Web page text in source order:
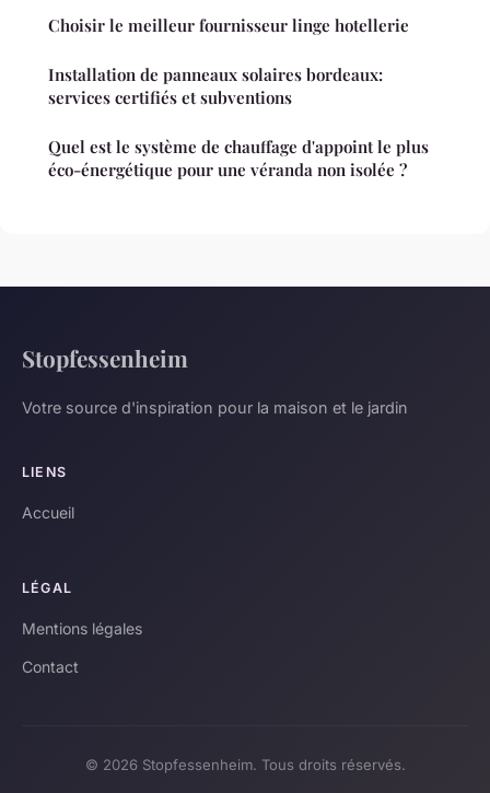
Choisir le meilleur fournisseur linge hotellerie
Installation de panneaux solaires bordeaux:
services certifiés et subventions
Quel est le système de chauffage d'appoint le plus
éco-énergétique pour une véranda non isolée ?
Stopfessenheim
Votre source d'inspiration pour la maison et le jardin
LIENS
Accueil
LÉGAL
Mentions légales
Contact
© 2026 Stopfessenheim. Tous droits réservés.